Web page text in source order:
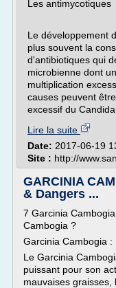
Les antimycotiques
Le développement
plus souvent la
d'antibiotiques qui
microbienne dont
multiplication
causes peuvent
excessif du
Lire la suite
Date: 2017-06-19
Site : http://
GARCINIA
& Dangers ...
7 Garcinia
Cambogia ?
Garcinia Cambogia
Le Garcinia
puissant pour son
mauvaises